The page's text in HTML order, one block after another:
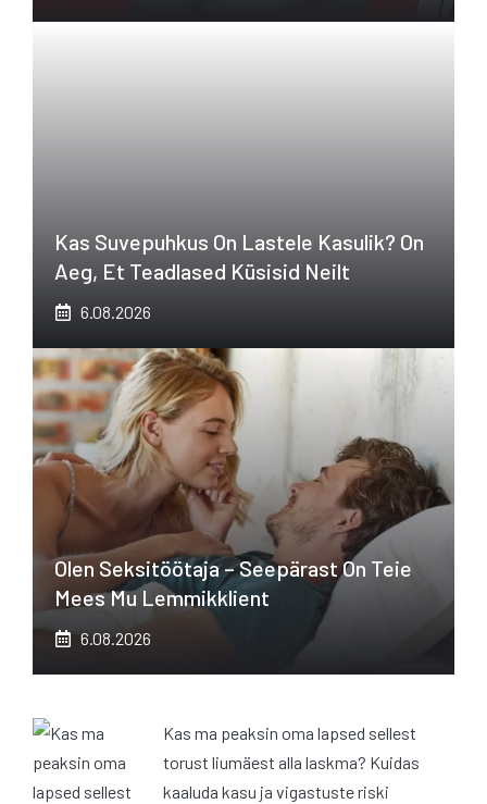
Kas Suvepuhkus On Lastele Kasulik? On
Aeg, Et Teadlased Küsisid Neilt
6.08.2026
Olen Seksitöötaja – Seepärast On Teie
Mees Mu Lemmikklient
6.08.2026
Kas ma peaksin oma lapsed sellest
torust liumäest alla laskma? Kuidas
kaaluda kasu ja vigastuste riski